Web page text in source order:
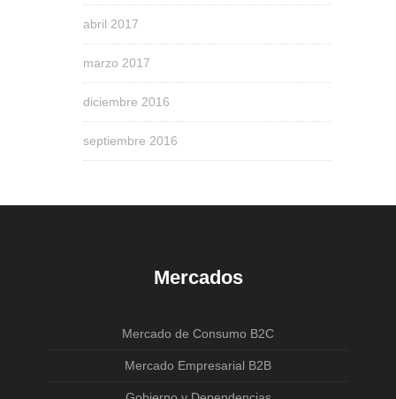
abril 2017
marzo 2017
diciembre 2016
septiembre 2016
Mercados
Mercado de Consumo B2C
Mercado Empresarial B2B